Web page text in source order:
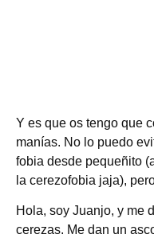
Y es que os tengo que
manías. No lo puedo
fobia desde pequeñito
la cerezofobia jaja),
Hola, soy Juanjo, y me
cerezas. Me dan un